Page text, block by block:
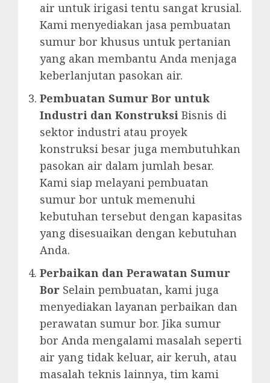
air untuk irigasi tentu sangat krusial.
Kami menyediakan jasa pembuatan
sumur bor khusus untuk pertanian
yang akan membantu Anda menjaga
keberlanjutan pasokan air.
Pembuatan Sumur Bor untuk
Industri dan Konstruksi Bisnis di
sektor industri atau proyek
konstruksi besar juga membutuhkan
pasokan air dalam jumlah besar.
Kami siap melayani pembuatan
sumur bor untuk memenuhi
kebutuhan tersebut dengan kapasitas
yang disesuaikan dengan kebutuhan
Anda.
Perbaikan dan Perawatan Sumur
Bor Selain pembuatan, kami juga
menyediakan layanan perbaikan dan
perawatan sumur bor. Jika sumur
bor Anda mengalami masalah seperti
air yang tidak keluar, air keruh, atau
masalah teknis lainnya, tim kami